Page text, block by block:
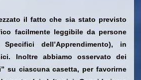
il fatto che sia stato previsto
facilmente leggibile da persone
dell’Apprendimento), in
Inoltre abbiamo osservato dei
su ciascuna casetta, per favorirne